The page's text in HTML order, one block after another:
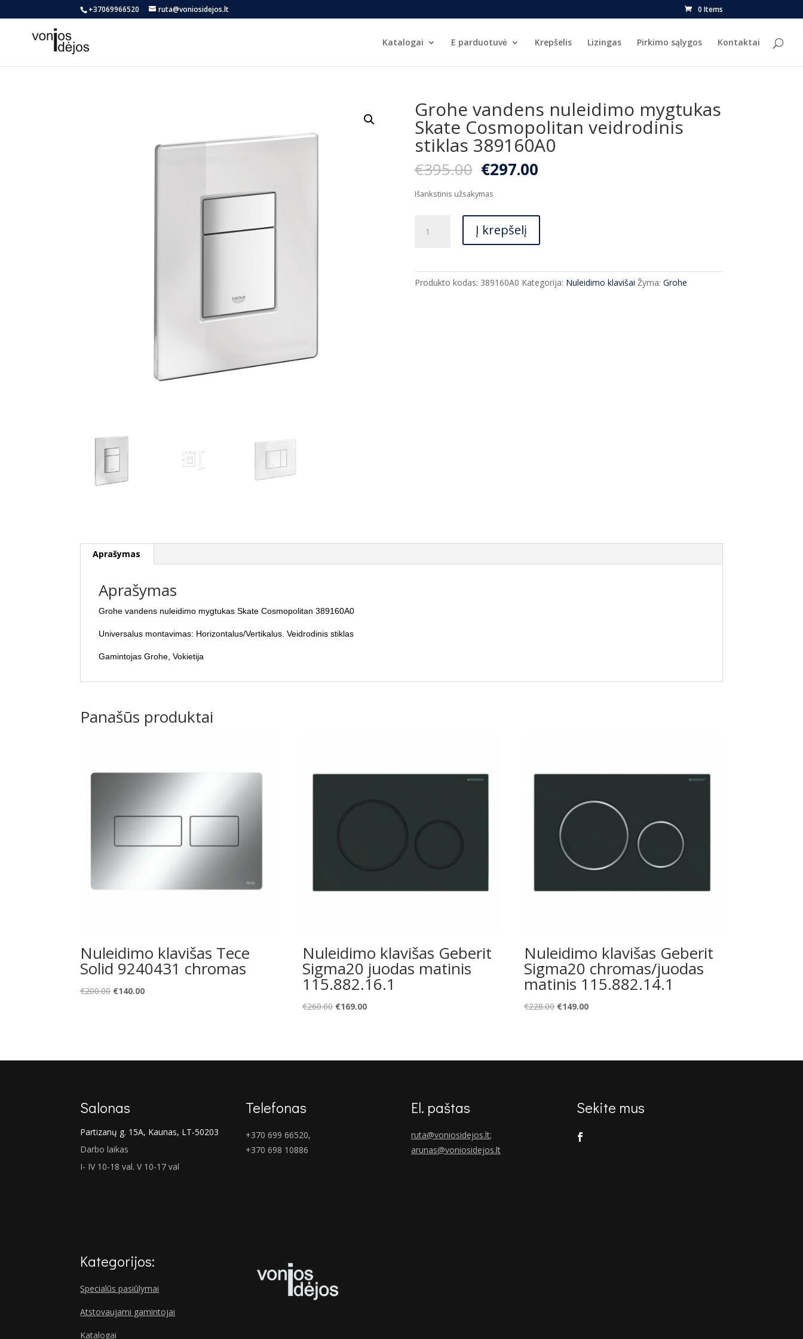
+37069966520 ruta@voniosidejos.lt 0 Items
Katalogai E parduotuvė Krepšelis Lizingas Pirkimo sąlygos Kontaktai
Grohe vandens nuleidimo mygtukas
Skate Cosmopolitan veidrodinis
stiklas 389160A0
€395.00 Original
price
was:
€395.00.
€297.00Current
€297.00.
Išankstinis užsakymas
kiekis:
nuleidimo
Į krepšelį
Produkto kodas: 389160A0 Kategorija: Nuleidimo klavišai Žyma: Grohe
Aprašymas
Aprašymas
Grohe vandens nuleidimo mygtukas Skate Cosmopolitan 389160A0
Universalus montavimas: Horizontalus/Vertikalus.Veidrodinis stiklas
Gamintojas Grohe, Vokietija
Panašūs produktai
Nuleidimo klavišas Tece
Solid 9240431 chromas
€200.00 Original
€140.00Current
Nuleidimo klavišas Geberit
Sigma20 juodas matinis
115.882.16.1
€260.00 Original
€169.00Current
Nuleidimo klavišas Geberit
Sigma20 chromas/juodas
matinis 115.882.14.1
€228.00 Original
€149.00Current
Salonas
Partizanų g. 15A, Kaunas, LT-50203
Darbo laikas
I- IV 10-18 val. V 10-17 val
Telefonas
+370 699 66520,
+370 698 10886
El. paštas
ruta@voniosidejos.lt;
arunas@voniosidejos.lt
Sekite mus
Kategorijos:
Specialūs pasiūlymai
Atstovaujami gamintojai
Katalogai